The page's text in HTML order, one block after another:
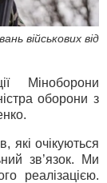
військових від
Міноборони
оборони з
які очікуються
зв’язок. Ми
реалізацією.